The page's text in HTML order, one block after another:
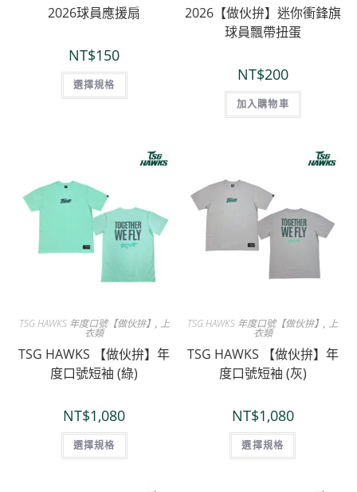
2026球員應援扇
NT$150
選擇規格
2026【做伙拚】迷你衝鋒旗
球員飄帶扭蛋
NT$200
加入購物車
TSG HAWKS 年度口號【做伙拚】 , 上
衣類
TSG HAWKS 【做伙拚】年
度口號短袖 (綠)
NT$1,080
選擇規格
TSG HAWKS 年度口號【做伙拚】, 上
衣類
TSG HAWKS 【做伙拚】年
度口號短袖 (灰)
NT$1,080
選擇規格